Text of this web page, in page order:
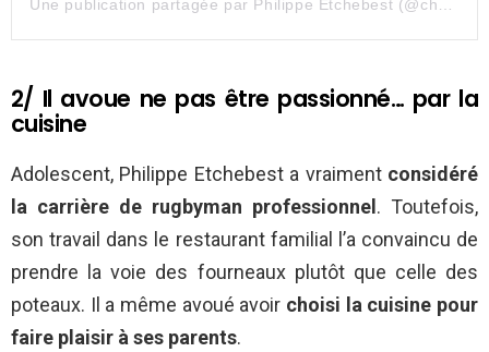
Une publication partagée par Philippe Etchebest (@chef.etchebest)
2/ Il avoue ne pas être passionné… par la
cuisine
Adolescent, Philippe Etchebest a vraiment considéré
la carrière de rugbyman professionnel . Toutefois,
son travail dans le restaurant familial l’a convaincu de
prendre la voie des fourneaux plutôt que celle des
poteaux. Il a même avoué avoir choisi la cuisine pour
faire plaisir à ses parents.